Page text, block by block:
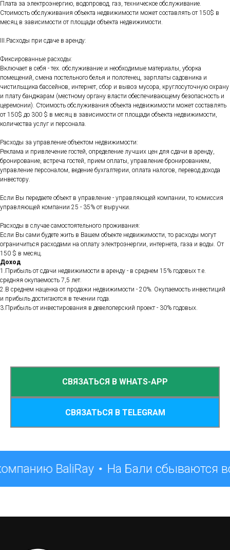
Плата за электроэнергию, водопровод, газ, техническое обслуживание.
Стоимость обслуживания объекта недвижимости может составлять от 150$ в
месяц в зависимости от площади объекта недвижимости.
III.Расходы при сдаче в аренду:
Фиксированные расходы:
Включает в себя - тех. обслуживание и необходимые материалы, уборка
помещений, смена постельного белья и полотенец, зарплаты садовника и
чистильщика бассейнов, интернет, сбор и вывоз мусора, круглосуточную охрану
и плату банджарам (местному органу власти обеспечивающему безопасность и
церемонии). Стоимость обслуживания объекта недвижимости может составлять
от 150$ до 300 $ в месяц в зависимости от площади объекта недвижимости,
количества услуг и персонала.
Расходы за управление объектом недвижимости:
Реклама и привлечение гостей, определение лучших цен для сдачи в аренду,
бронирование, встреча гостей, прием оплаты, управление бронированием,
управление персоналом, ведение бухгалтерии, оплата налогов, перевод дохода
инвестору.
Если Вы передаете объект в управление - управляющей компании, то комиссия
управляющей компании 25 - 35% от выручки.
Расходы в случае самостоятельного проживания:
Если Вы сами будете жить в Вашем объекте недвижимости, то расходы могут
ограничиться расходами на оплату электроэнергии, интернета, газа и воды. От
150 $ в месяц.
Доход
1.Прибыль от сдачи недвижимости в аренду - в среднем 15% годовых т.е.
средняя окупаемость 7,5 лет.
2.В среднем наценка от продажи недвижимости - 20%. Окупаемость инвестиций
и прибыль достигаются в течении года.
3.Прибыль от инвестирования в девелоперский проект - 30% годовых.
СВЯЗАТЬСЯ В WHATS-APP
СВЯЗАТЬСЯ В TELEGRAM
BaliRay На Бали сбываются